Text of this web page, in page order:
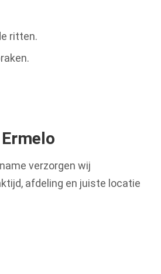
ritten.
verzorgen wij
afdeling en juiste locatie